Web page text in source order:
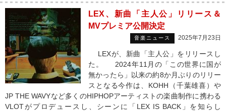
LEX、新曲「主人公」リリース＆
MVプレミア公開決定
音楽ニュース 2025年7月23日
LEXが、新曲「主人公」をリリースし
た。 2024年11月の「この世界に国が
無かったら」以来の約8か月ぶりのリリー
スとなる今作は、KOHH（千葉雄喜）や
JP THE WAVYなど多くのHIPHOPアーティストの楽曲制作に携わる
VLOTがプロデュースし、シーンに「LEX IS BACK」を知らし